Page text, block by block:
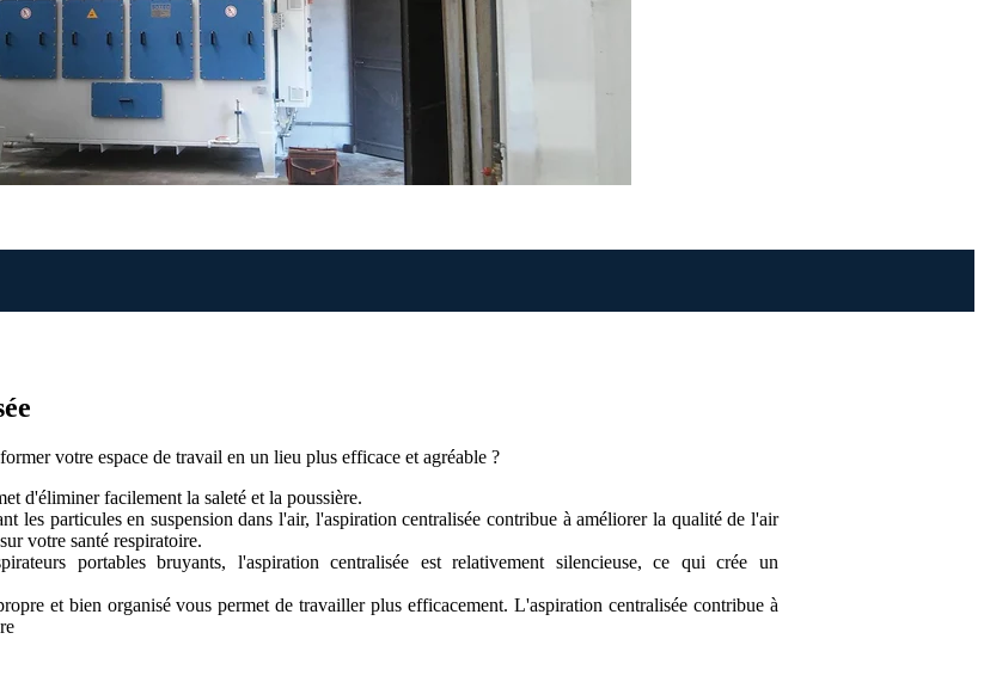
votre espace de travail en un lieu plus efficace et agréable ?
d'éliminer facilement la saleté et la poussière.
les particules en suspension dans l'air, l'aspiration centralisée contribue à améliorer la qualité de l'air
votre santé respiratoire.
portables bruyants, l'aspiration centralisée est relativement silencieuse, ce qui crée un
et bien organisé vous permet de travailler plus efficacement. L'aspiration centralisée contribue à